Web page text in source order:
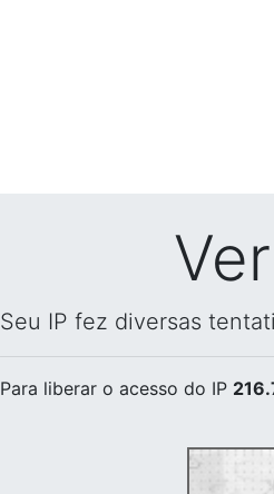
Seu IP fez diversas
Para liberar o acesso do IP